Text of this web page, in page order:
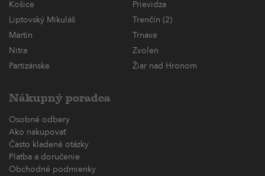
Košice
Prievidza
Liptovský Mikuláš
Trenčín (2)
Martin
Trnava
Nitra
Zvolen
Partizánske
Žiar nad Hronom
Nákupný poradca
Osobné odbery
Ako nakupovať
Často kladené otázky
Platba a doručenie
Obchodné podmienky